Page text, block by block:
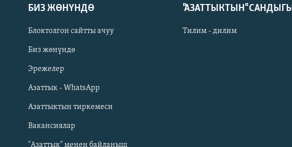
Русский
ОНЛАЙН ШЕРИНЕ
БИЗ ЖӨНҮНДӨ
Блоктолгон сайтты ачуу
Биз жөнүндө
Эрежелер
Азаттык - WhatsApp
Азаттыктын тиркемеси
Вакансиялар
"Азаттык" менен байланыш
"АЗАТТЫКТЫН" САНДЫГЫ
Тилим - дилим